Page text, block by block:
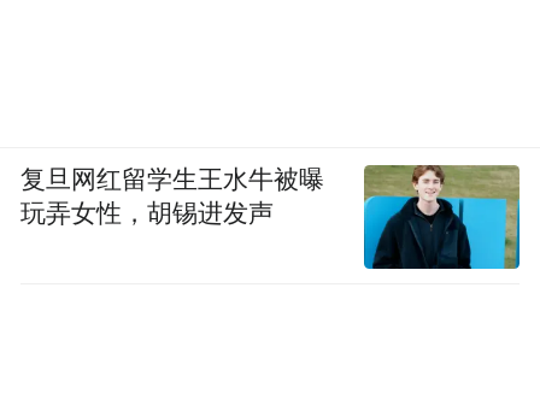
复旦网红留学生王水牛被曝
玩弄女性，胡锡进发声